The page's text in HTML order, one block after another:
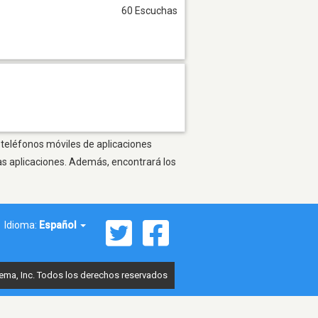
60 Escuchas
móviles de aplicaciones
aplicaciones. Además, encontrará los
Idioma: Español
Inc. Todos los derechos reservados